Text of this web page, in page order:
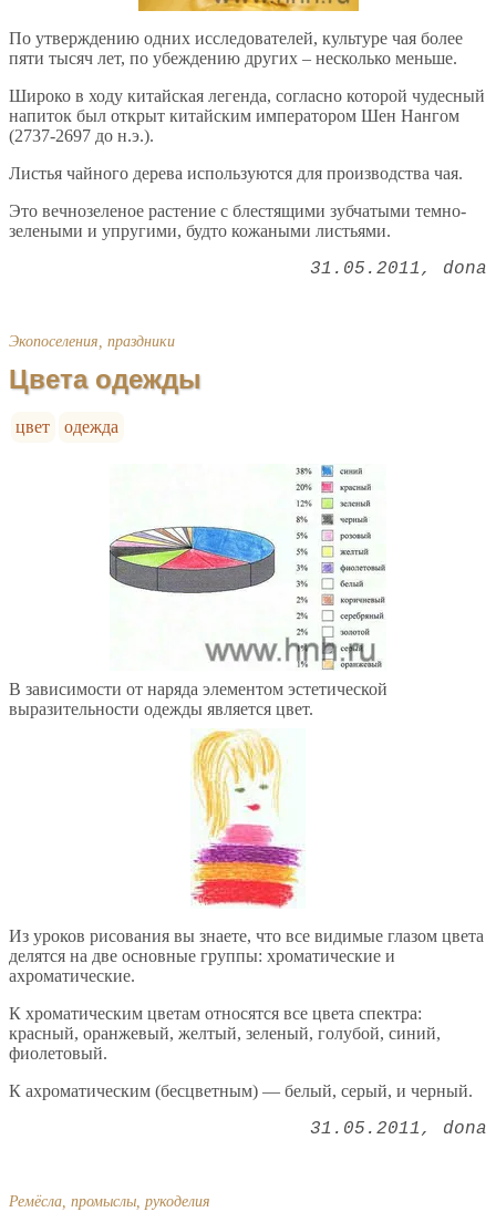
По утверждению одних исследователей, культуре чая более
пяти тысяч лет, по убеждению других – несколько меньше.
Широко в ходу китайская легенда, согласно которой чудесный
напиток был открыт китайским императором Шен Нангом
(2737-2697 до н.э.).
Листья чайного дерева используются для производства чая.
Это вечнозеленое растение с блестящими зубчатыми темно-
зелеными и упругими, будто кожаными листьями.
31.05.2011 dona
Экопоселения, праздники
Цвета одежды
цвет одежда
В зависимости от наряда элементом эстетической
выразительности одежды является цвет.
Из уроков рисования вы знаете, что все видимые глазом цвета
делятся на две основные группы: хроматические и
ахроматические.
К хроматическим цветам относятся все цвета спектра:
красный, оранжевый, желтый, зеленый, голубой, синий,
фиолетовый.
К ахроматическим (бесцветным) — белый, серый, и черный.
31.05.2011 dona
Ремёсла, промыслы, рукоделия